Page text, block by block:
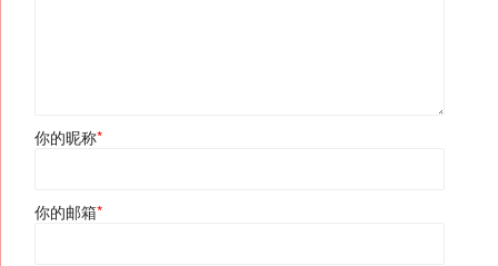
你的昵称*
你的邮箱*